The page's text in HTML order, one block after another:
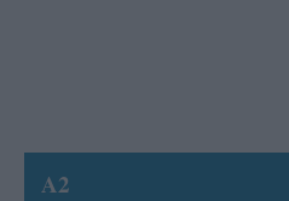
A2